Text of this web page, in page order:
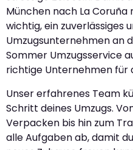
München nach La
wichtig, ein zuverlässiges
Umzugsunternehmen an
Sommer Umzugsservice
richtige Unternehmen für
Unser erfahrenes Team
Schritt deines Umzugs.
Verpacken bis hin zum
alle Aufgaben ab, damit